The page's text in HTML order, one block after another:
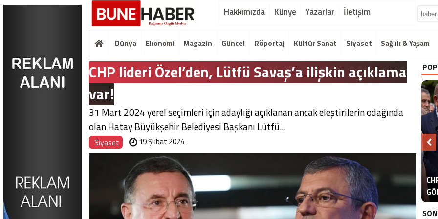
Hakkımızda Künye Yazarlar İletişim
Dünya Ekonomi Magazin Güncel Röportaj Kültür Sanat Siyaset Sağlık & Yaşam
CHP lideri Özel’den, Lütfü Savaş’a ilişkin açıklama
var!
31 Mart 2024 yerel seçimleri için adaylığı açıklanan ancak eleştirilerin odağında
olan Hatay Büyükşehir Belediyesi Başkanı Lütfü...
Siyaset 19 Şubat 2024